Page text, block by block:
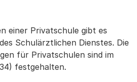
einer Privatschule gibt es
Schulärztlichen Dienstes. Die
für Privatschulen sind im
festgehalten.